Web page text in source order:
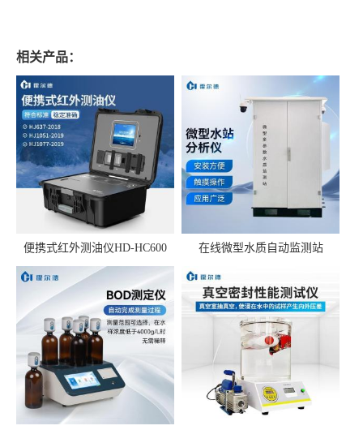
相关产品：
便携式红外测油仪HD-HC600 在线微型水质自动监测站